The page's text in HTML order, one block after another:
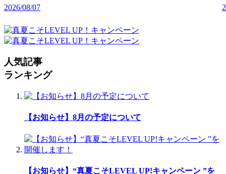
2026/08/07
人気記事
ランキング
【お知らせ】8月の予定について
【お知らせ】“真夏こそLEVEL UP!キャンペーン ”を